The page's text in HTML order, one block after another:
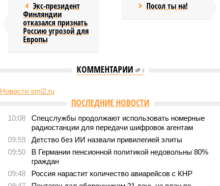
Экс-президент
Финляндии
отказался признать
Россию угрозой для
Европы
Посол ты на!
КОММЕНТАРИИ 0
Новости smi2.ru
В нескольких станциях от уже сданного
«Сказочного леса» пайщики ЖК «Станция Л» продолжают ждать от
компании Capital Group начала реальной достройки
В нескольких станциях от уже сданного «Сказочного
леса» пайщики ЖК «Станция Л» продолжают ждать от
компании Capital Group начала реальной достройки
«Станция ожидания» для дольщиков